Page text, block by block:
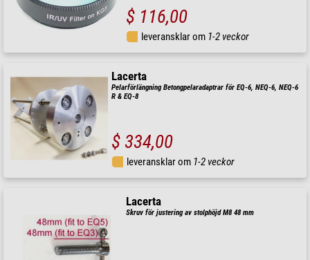
$ 116,00
leveransklar om 1-2 veckor
Lacerta
Pelarförlängning Betongpelaradaptrar för EQ-6, NEQ-6, NEQ-6
R & EQ-8
$ 334,00
leveransklar om 1-2 veckor
Lacerta
Skruv för justering av stolphöjd M8 48 mm